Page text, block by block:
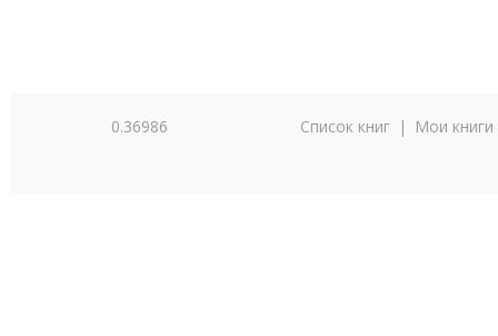
0.36986 Список книг | Мои книги